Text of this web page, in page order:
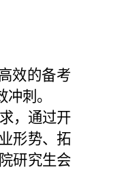
效的备考
刺。
，通过开
形势、拓
研究生会